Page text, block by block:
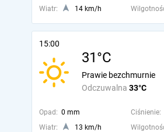
Wiatr:
14 km/h
15:00
31°C
Odczuwalna 33°C
Prawie bezchmurnie
Opad: 0 mm Ciśnienie:
Wiatr:
13 km/h